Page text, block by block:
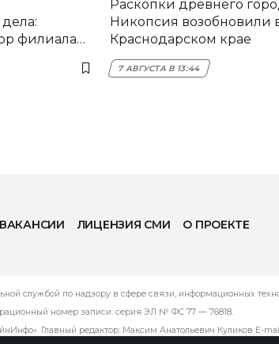
филиала
Раскопки древнего
Никопсия возобновили
Краснодарском крае
7 АВГУСТА В 13:44
ВАКАНСИИ ЛИЦЕНЗИЯ СМИ О ПРОЕКТЕ
службой по надзору в сфере связи, информационных
номер записи: серия ЭЛ № ФС 77 — 76818.
Главный редактор: Максим Анатольевич Куликов E-